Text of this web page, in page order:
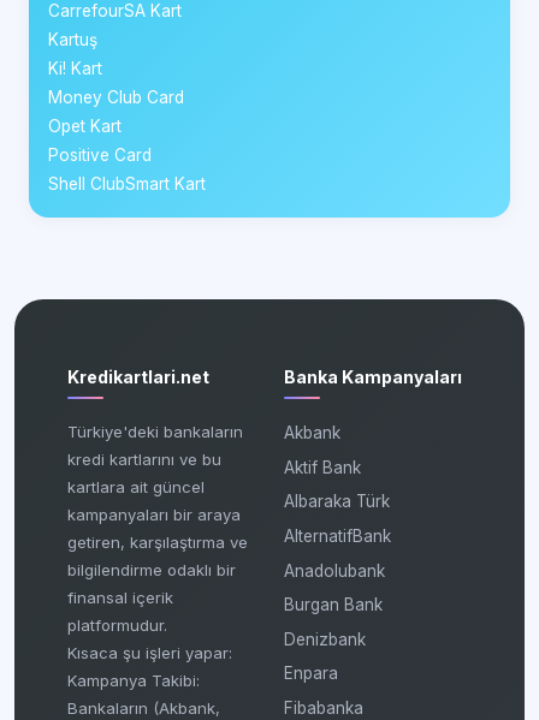
CarrefourSA Kart
Kartuş
Ki! Kart
Money Club Card
Opet Kart
Positive Card
Shell ClubSmart Kart
Kredikartlari.net
Türkiye'deki bankaların
kredi kartlarını ve bu
kartlara ait güncel
kampanyaları bir araya
getiren, karşılaştırma ve
bilgilendirme odaklı bir
finansal içerik
platformudur.
Kısaca şu işleri yapar:
Kampanya Takibi:
Bankaların (Akbank,
Banka Kampanyaları
Akbank
Aktif Bank
Albaraka Türk
AlternatifBank
Anadolubank
Burgan Bank
Denizbank
Enpara
Fibabanka